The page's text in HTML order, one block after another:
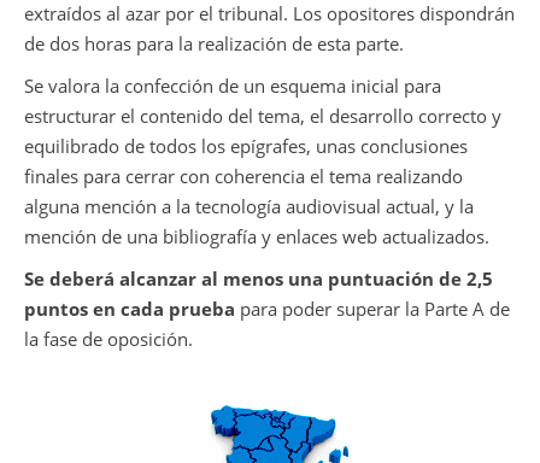
extraídos al azar por el tribunal. Los opositores dispondrán
de dos horas para la realización de esta parte.
Se valora la confección de un esquema inicial para
estructurar el contenido del tema, el desarrollo correcto y
equilibrado de todos los epígrafes, unas conclusiones
finales para cerrar con coherencia el tema realizando
alguna mención a la tecnología audiovisual actual, y la
mención de una bibliografía y enlaces web actualizados.
Se deberá alcanzar al menos una puntuación de 2,5
puntos en cada prueba para poder superar la Parte A de
la fase de oposición.